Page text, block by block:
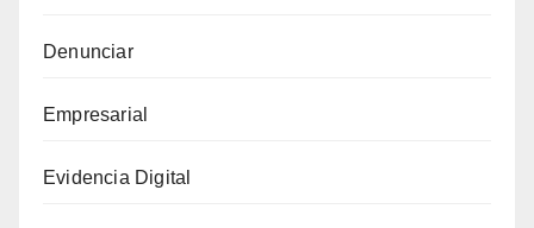
Denunciar
Empresarial
Evidencia Digital